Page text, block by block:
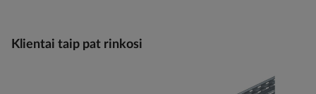
Klientai taip pat rinkosi